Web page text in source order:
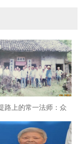
路上的常一法师：众
善奉行，广利有情